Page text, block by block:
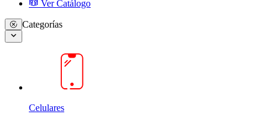
Ver Catálogo
Categorías
Celulares